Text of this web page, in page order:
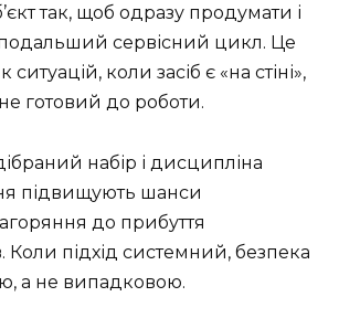
так, щоб одразу продумати і
сервісний цикл. Це
коли засіб є «на стіні»,
готовий до роботи.
набір і дисципліна
підвищують шанси
до прибуття
Коли підхід системний, безпека
а не випадковою.